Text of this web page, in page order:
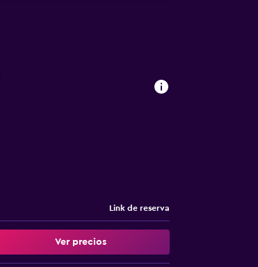
Link de reserva
Ver precios